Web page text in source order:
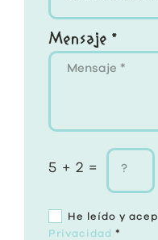
Mensaje *
5 + 2 =
He leído y
Privacidad *